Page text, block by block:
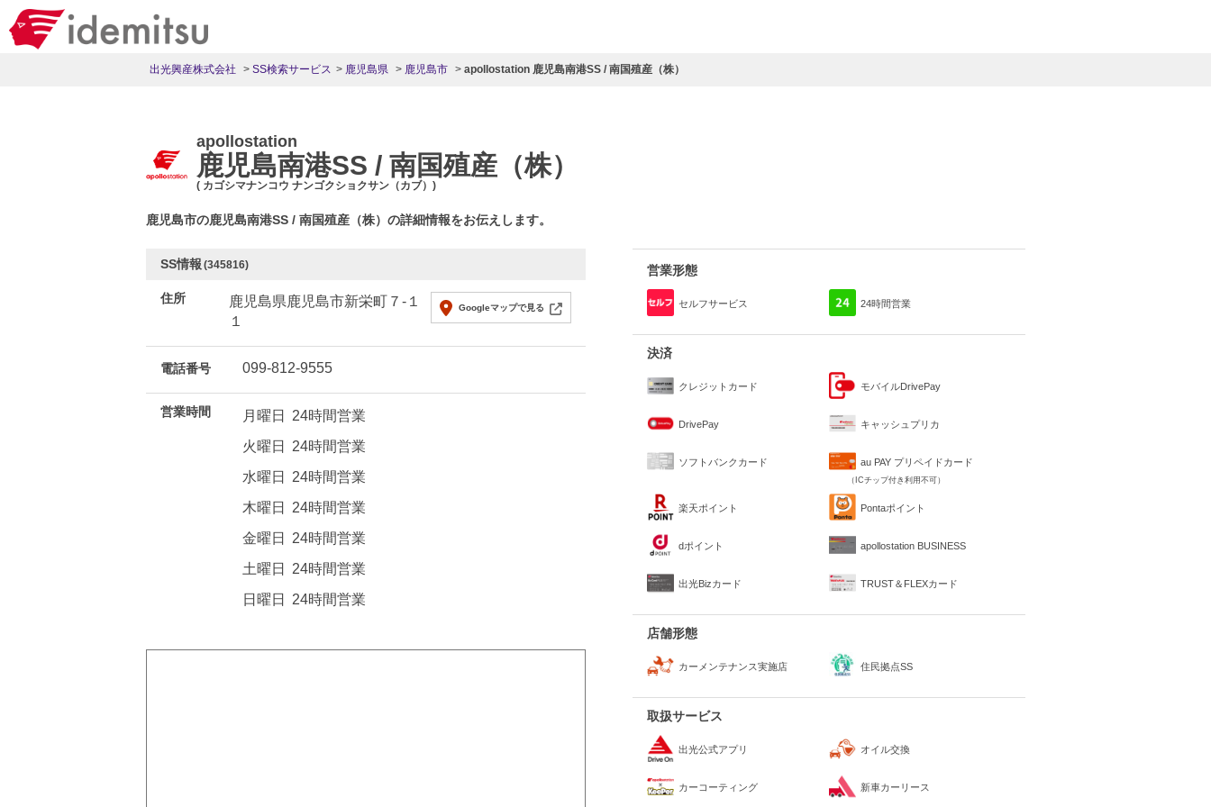
出光興産株式会社 SS検索サービス 鹿児島県 鹿児島市 apollostation 鹿児島南港SS / 南国殖産（株）
apollostation
鹿児島南港SS / 南国殖産（株）
( カゴシマナンコウ ナンゴクショクサン（カブ）)
鹿児島市の鹿児島南港SS / 南国殖産（株）の詳細情報をお伝えします。
SS情報 (345816)
住所
鹿児島県鹿児島市新栄町７-１
１
Googleマップで見る
電話番号 099-812-9555
営業時間 月曜日
24時間営業
火曜日
24時間営業
水曜日
24時間営業
木曜日
24時間営業
金曜日
24時間営業
土曜日
24時間営業
日曜日
24時間営業
営業形態
セルフサービス 24時間営業
決済
クレジットカード モバイルDrivePay
DrivePay キャッシュプリカ
ソフトバンクカード au PAY プリペイドカード
（ICチップ付き利用不可）
楽天ポイント Pontaポイント
dポイント apollostation BUSINESS
出光Bizカード TRUST＆FLEXカード
店舗形態
カーメンテナンス実施店 住民拠点SS
取扱サービス
出光公式アプリ オイル交換
カーコーティング 新車カーリース